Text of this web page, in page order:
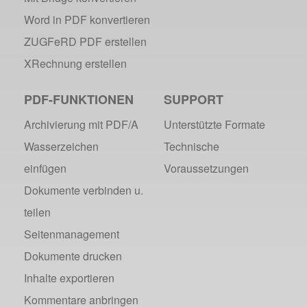
PDF Days Europe 2016
PDF/A - Format der Zukunft (2)
webPDF 6.0 Video-Serie (Folge 3)
2015
webPDF 6.0 als VM
webPDF 6.0 Video-Serie (Übersicht)
webPDF 6.0 Video-Serie (Folge 2)
webPDF @ DOAG 2015
webPDF 6.0 Video-Serie (Folge 1)
webPDF 6.0 am Start
Neue Demo-Version online
Datenarchivierung aus SAP
PDF/A - Format der Zukunft (1)
webPDF-Portal Preview
ZUGFeRD als Standard
Word in PDF konvertieren
ZUGFeRD PDF erstellen
XRechnung erstellen
PDF-FUNKTIONEN
Archivierung mit PDF/A
Wasserzeichen
einfügen
Dokumente verbinden u.
teilen
Seitenmanagement
Dokumente drucken
Inhalte exportieren
Kommentare anbringen
SUPPORT
Unterstützte Formate
Technische
Voraussetzungen